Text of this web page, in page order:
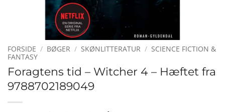
FORSIDE / BØGER / SKØNLITTERATUR / SCIENCE FICTION &
FANTASY
Foragtens tid – Witcher 4 – Hæftet fra
9788702189049